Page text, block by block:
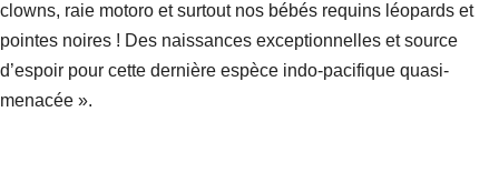
clowns, raie motoro et surtout nos bébés requins léopards et
pointes noires ! Des naissances exceptionnelles et source
d’espoir pour cette dernière espèce indo-pacifique quasi-
menacée ».